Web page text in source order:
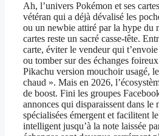
Ah, l’univers Pokémon et ses
vétéran qui a déjà dévalisé les
ou un newbie attiré par la hype du
cartes reste un sacré casse-tête.
carte, éviter le vendeur qui
ou tomber sur des échanges
Pikachu version mouchoir usagé,
chaud ». Mais en 2026,
de boost. Fini les groupes
annonces qui disparaissent dans le
spécialisées émergent et facilitent
intelligent jusqu’à la note laissée